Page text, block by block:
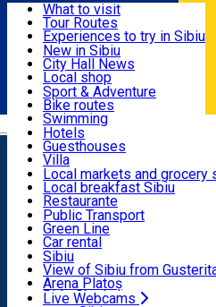
Română
Useful info
Activities & Adventure
Accommodation
Food, Drinks & Nightlife
Transport & Parking
Live Webcams
What to visit
Tour Routes
Experiences to try in Sibiu
Podcast
Culture
Museums
Churches
Parks, Zoo
County of Sibiu
New in Sibiu
City Hall News
Local shop
Sibiu artisans
Sibiul Verde
Public services
Education
How do I get to Sibiu
Tourist Info
Tour Guides
Guided tours
Publicații locale
Beauty salons
Sport & Adventure
Bike routes
Swimming
Riding
Indoor activities
Loc de joacă indoor
Loc de joacă outdoor
Ski
Ice skating
Yoga
Hotels
Guesthouses
Villa
Hostels
Motel
Camping
Renting rooms
Rooms for rent
Accommodation outside
Local markets and grocery
Local breakfast Sibiu
Restaurante
Pizza
Fast Food
Coffee
Sweets
Pub, Bar
Night clubs
Bakeries
Public Transport
Green Line
Car rental
Rent a bike
Scooter rentals
Taxi
Ride Sharing
Sibiu
View of Sibiu from
Arena Platoș
Live Webcams